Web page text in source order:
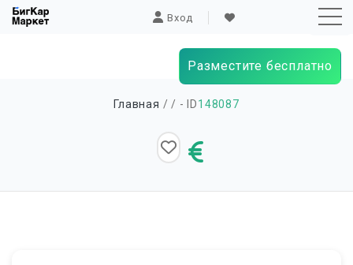
Вход
Разместите бесплатно
Главная / / - ID148087